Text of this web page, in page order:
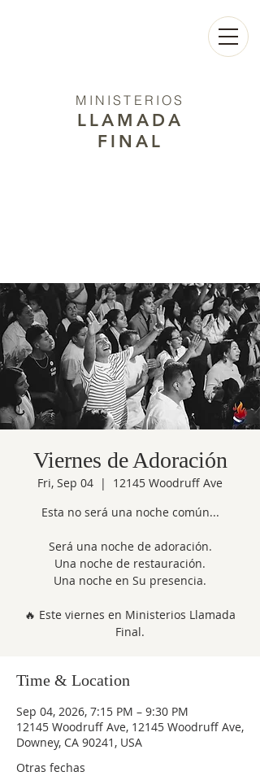
MINISTERIOS
LLAMADA
FINAL
Viernes de Adoración
Fri, Sep 04
  |
12145 Woodruff Ave
Esta no será una noche común...
Será una noche de adoración.
Una noche de restauración.
Una noche en Su presencia.
🔥 Este viernes en Ministerios Llamada
Final.
Time & Location
Sep 04, 2026, 7:15 PM – 9:30 PM
12145 Woodruff Ave, 12145 Woodruff Ave,
Downey, CA 90241, USA
Otras fechas